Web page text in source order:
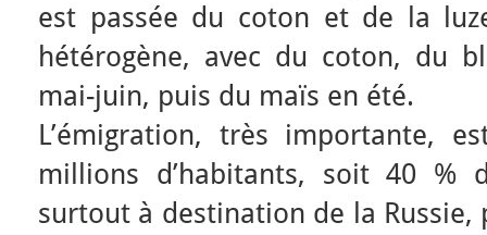
est passée du coton et de la
hétérogène, avec du coton, du
mai-juin, puis du maïs en été.
L’émigration, très importante,
millions d’habitants, soit 40 %
surtout à destination de la Russie,